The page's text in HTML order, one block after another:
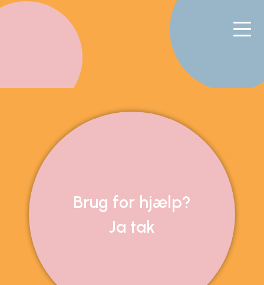
Brug for hjælp?
Ja tak